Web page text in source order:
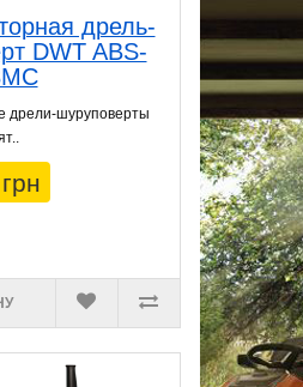
дрель-
DWT ABS-
дрели-шуруповерты